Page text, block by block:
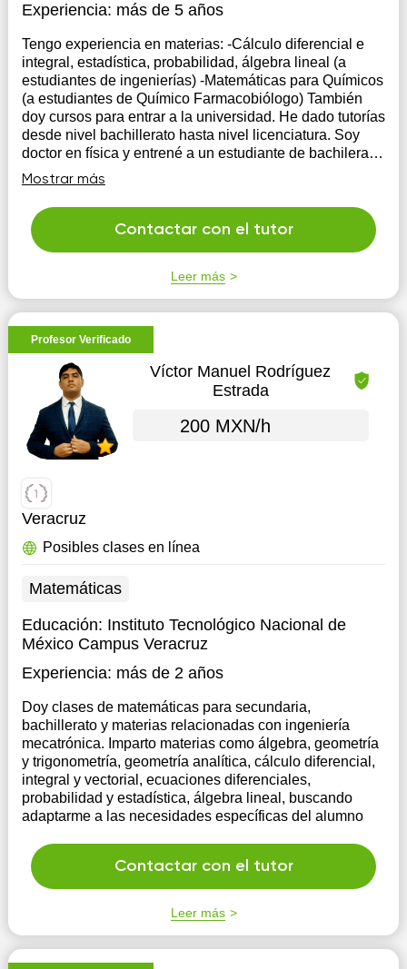
Experiencia: más de 5 años
Tengo experiencia en materias: -Cálculo diferencial e
integral, estadística, probabilidad, álgebra lineal (a
estudiantes de ingenierías) -Matemáticas para Químicos
(a estudiantes de Químico Farmacobiólogo) También
doy cursos para entrar a la universidad. He dado tutorías
desde nivel bachillerato hasta nivel licenciatura. Soy
doctor en física y entrené a un estudiante de bachilerato
para la olimpiada de física.
Mostrar más
Contactar con el tutor
Leer más
Profesor Verificado
Víctor Manuel Rodríguez
Estrada
200 MXN/h
Veracruz
Posibles clases en línea
Matemáticas
Educación: Instituto Tecnológico Nacional de
México Campus Veracruz
Experiencia: más de 2 años
Doy clases de matemáticas para secundaria,
bachillerato y materias relacionadas con ingeniería
mecatrónica. Imparto materias como álgebra, geometría
y trigonometría, geometría analítica, cálculo diferencial,
integral y vectorial, ecuaciones diferenciales,
probabilidad y estadística, álgebra lineal, buscando
adaptarme a las necesidades específicas del alumno
Contactar con el tutor
Leer más